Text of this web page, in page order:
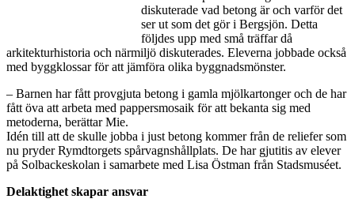
diskuterade vad betong är och varför det
ser ut som det gör i Bergsjön. Detta
följdes upp med små träffar då
arkitekturhistoria och närmiljö diskuterades. Eleverna jobbade också
med byggklossar för att jämföra olika byggnadsmönster.
– Barnen har fått provgjuta betong i gamla mjölkartonger och de har
fått öva att arbeta med pappersmosaik för att bekanta sig med
metoderna, berättar Mie.
Idén till att de skulle jobba i just betong kommer från de reliefer som
nu pryder Rymdtorgets spårvagnshållplats. De har gjutitis av elever
på Solbackeskolan i samarbete med Lisa Östman från Stadsmuséet.
Delaktighet skapar ansvar